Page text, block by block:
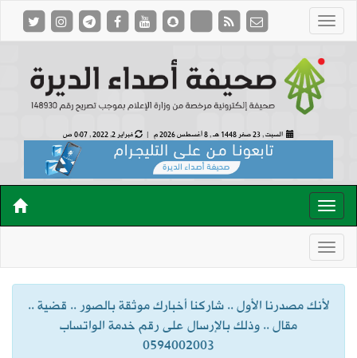
السبت , 23 صفر 1448 هـ , 8 أغسطس 2026 م | فبراير 2, 2022 , 0:07 ص
لأنك مصدرنا الأول .. شاركنا أخبارك موثقة بالصور .. قضية ..
مقال .. وذلك بالإرسال على رقم خدمة الواتساب
0594002003